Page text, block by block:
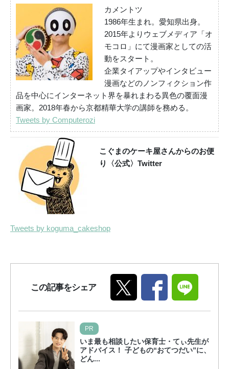
カメントツ
1986年生まれ。愛知県出身。
2015年よりウェブメディア「オ
モコロ」にて漫画家としての活
動をスタート。
企業タイアップやインタビュー
漫画などのノンフィクション作
品を中心にインターネット界を暴れまわる異色の覆面漫
画家。2018年春から京都精華大学の講師を務める。
Tweets by Computerozi
こぐまのケーキ屋さんからのお便
り〈公式〉Twitter
Tweets by koguma_cakeshop
この記事をシェア
PR
いま最も相談したい保育士・てぃ先生が
アドバイス！ 子どもの“おてつだい”に、
どん...